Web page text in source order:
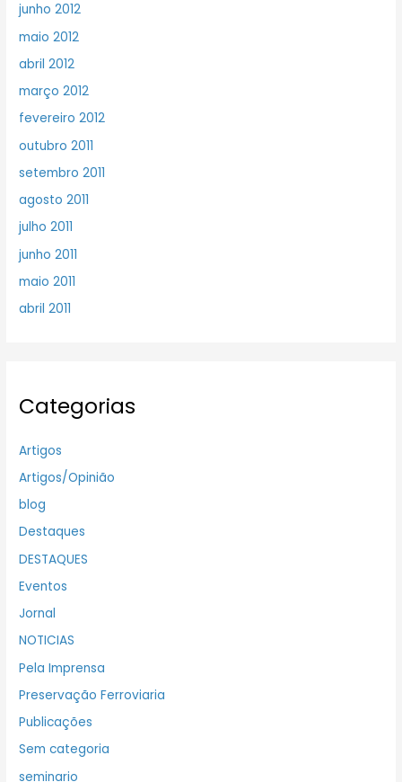
junho 2012
maio 2012
abril 2012
março 2012
fevereiro 2012
outubro 2011
setembro 2011
agosto 2011
julho 2011
junho 2011
maio 2011
abril 2011
Categorias
Artigos
Artigos/Opinião
blog
Destaques
DESTAQUES
Eventos
Jornal
NOTICIAS
Pela Imprensa
Preservação Ferroviaria
Publicações
Sem categoria
seminario